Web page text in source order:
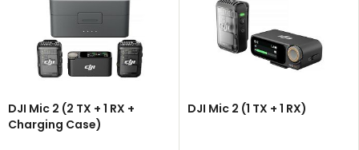
DJI Mic 2 (2 TX + 1 RX +
Charging Case)
DJI Mic 2 (1 TX + 1 RX)